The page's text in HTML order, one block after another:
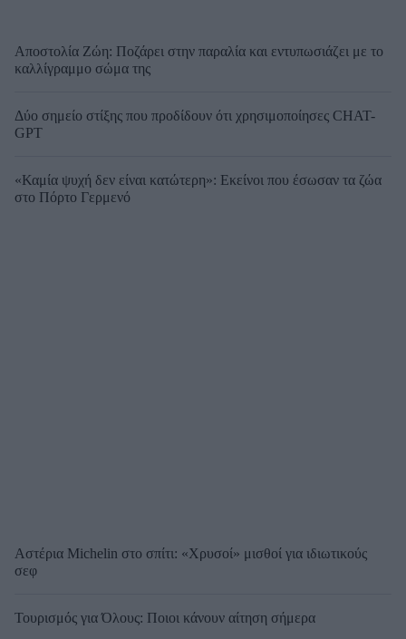
Αποστολία Ζώη: Ποζάρει στην παραλία και εντυπωσιάζει με το
καλλίγραμμο σώμα της
Δύο σημείο στίξης που προδίδουν ότι χρησιμοποίησες CHAT-
GPT
«Καμία ψυχή δεν είναι κατώτερη»: Εκείνοι που έσωσαν τα ζώα
στο Πόρτο Γερμενό
Αστέρια Michelin στο σπίτι: «Χρυσοί» μισθοί για ιδιωτικούς
σεφ
Τουρισμός για Όλους: Ποιοι κάνουν αίτηση σήμερα